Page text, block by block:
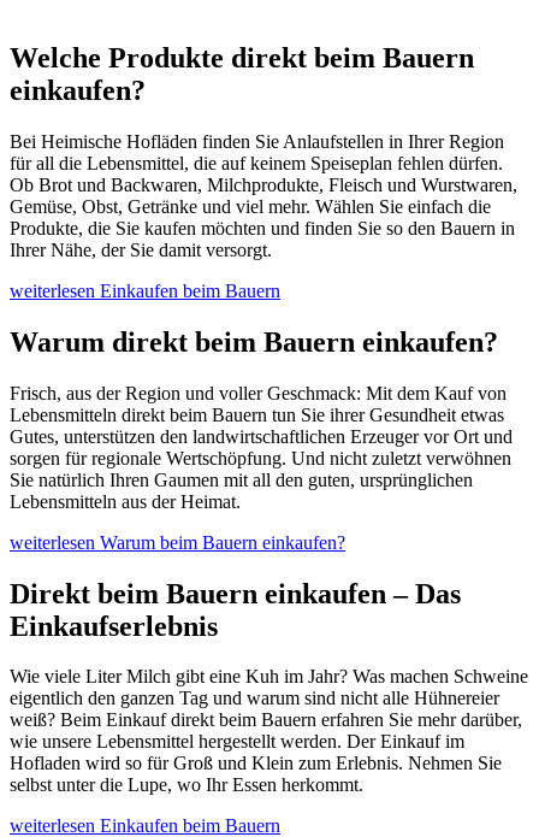
Welche Produkte direkt beim Bauern
einkaufen?
Bei Heimische Hofläden finden Sie Anlaufstellen in Ihrer Region
für all die Lebensmittel, die auf keinem Speiseplan fehlen dürfen.
Ob Brot und Backwaren, Milchprodukte, Fleisch und Wurstwaren,
Gemüse, Obst, Getränke und viel mehr. Wählen Sie einfach die
Produkte, die Sie kaufen möchten und finden Sie so den Bauern in
Ihrer Nähe, der Sie damit versorgt.
weiterlesen Einkaufen beim Bauern
Warum direkt beim Bauern einkaufen?
Frisch, aus der Region und voller Geschmack: Mit dem Kauf von
Lebensmitteln direkt beim Bauern tun Sie ihrer Gesundheit etwas
Gutes, unterstützen den landwirtschaftlichen Erzeuger vor Ort und
sorgen für regionale Wertschöpfung. Und nicht zuletzt verwöhnen
Sie natürlich Ihren Gaumen mit all den guten, ursprünglichen
Lebensmitteln aus der Heimat.
weiterlesen Warum beim Bauern einkaufen?
Direkt beim Bauern einkaufen – Das
Einkaufserlebnis
Wie viele Liter Milch gibt eine Kuh im Jahr? Was machen Schweine
eigentlich den ganzen Tag und warum sind nicht alle Hühnereier
weiß? Beim Einkauf direkt beim Bauern erfahren Sie mehr darüber,
wie unsere Lebensmittel hergestellt werden. Der Einkauf im
Hofladen wird so für Groß und Klein zum Erlebnis. Nehmen Sie
selbst unter die Lupe, wo Ihr Essen herkommt.
weiterlesen Einkaufen beim Bauern